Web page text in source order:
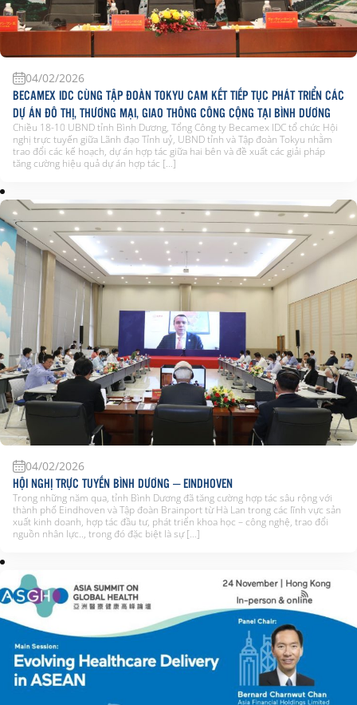
04/02/2026
BECAMEX IDC CÙNG TẬP ĐOÀN TOKYU CAM KẾT TIẾP TỤC PHÁT TRIỂN CÁC
DỰ ÁN ĐÔ THỊ, THƯƠNG MẠI, GIAO THÔNG CÔNG CỘNG TẠI BÌNH DƯƠNG
Chiều 18-10 UBND tỉnh Bình Dương, Tổng Công ty Becamex IDC tổ chức Hội
nghị trực tuyến giữa Lãnh đạo Tỉnh uỷ, UBND tỉnh và Tập đoàn Tokyu nhằm
trao đổi các kế hoạch, dự án hợp tác giữa hai bên và đề xuất các giải pháp
tăng cường hiệu quả dự án hợp tác […]
04/02/2026
HỘI NGHỊ TRỰC TUYẾN BÌNH DƯƠNG – EINDHOVEN
Trong những năm qua, tỉnh Bình Dương đã tăng cường hợp tác sâu rộng với
thành phố Eindhoven và Tập đoàn Brainport từ Hà Lan trong các lĩnh vực sản
xuất kinh doanh, hợp tác đầu tư, phát triển khoa học – công nghệ, trao đổi
nguồn nhân lực.., trong đó đặc biệt là sự […]